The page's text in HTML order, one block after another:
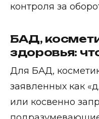
контроля за
БАД,
здоровья:
Для БАД,
заявленных как
или косвенно